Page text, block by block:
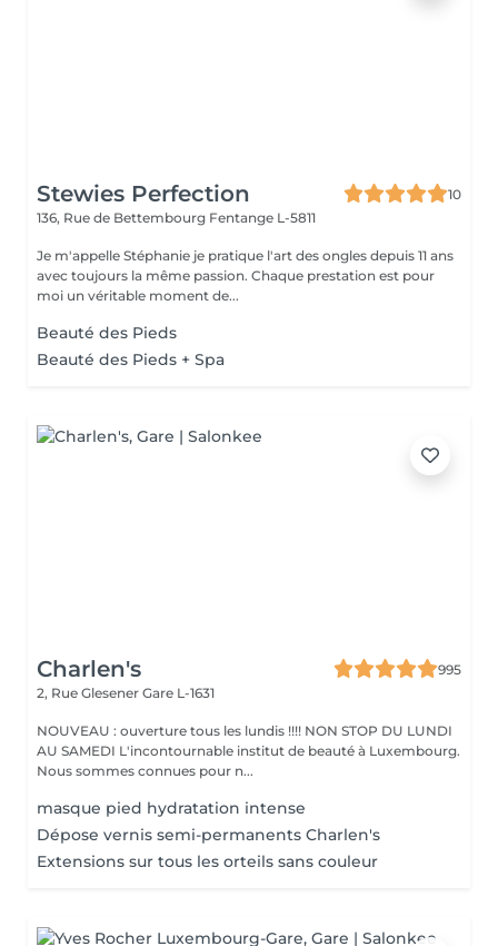
Stewies Perfection
10
136, Rue de Bettembourg Fentange L-5811
Je m'appelle Stéphanie je pratique l'art des ongles depuis 11 ans
avec toujours la même passion. Chaque prestation est pour
moi un véritable moment de...
Beauté des Pieds
Beauté des Pieds + Spa
Charlen's
995
2, Rue Glesener Gare L-1631
NOUVEAU : ouverture tous les lundis !!!! NON STOP DU LUNDI
AU SAMEDI L'incontournable institut de beauté à Luxembourg.
Nous sommes connues pour n...
masque pied hydratation intense
Dépose vernis semi-permanents Charlen's
Extensions sur tous les orteils sans couleur